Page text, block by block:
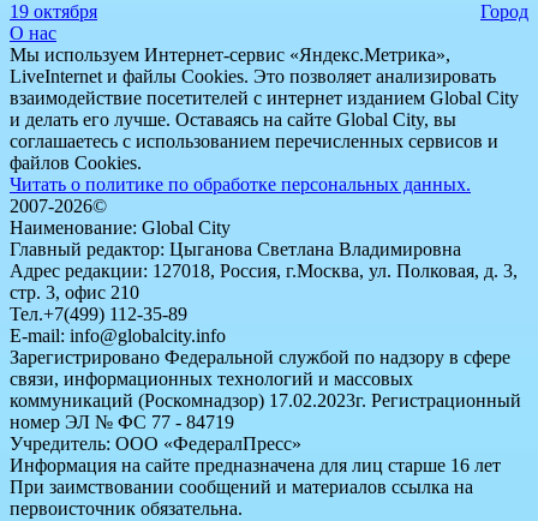
19 октября
Город
О нас
Мы используем Интернет-сервис «Яндекс.Метрика»,
LiveInternet и файлы Cookies. Это позволяет анализировать
взаимодействие посетителей с интернет изданием Global City
и делать его лучше. Оставаясь на сайте Global City, вы
соглашаетесь с использованием перечисленных сервисов и
файлов Cookies.
Читать о политике по обработке персональных данных.
2007-2026©
Наименование: Global City
Главный редактор: Цыганова Светлана Владимировна
Адрес редакции: 127018, Россия, г.Москва, ул. Полковая, д. 3,
стр. 3, офис 210
Тел.+7(499) 112-35-89
E-mail: info@globalcity.info
Зарегистрировано Федеральной службой по надзору в сфере
связи, информационных технологий и массовых
коммуникаций (Роскомнадзор) 17.02.2023г. Регистрационный
номер ЭЛ № ФС 77 - 84719
Учредитель: ООО «ФедералПресс»
Информация на сайте предназначена для лиц старше 16 лет
При заимствовании сообщений и материалов ссылка на
первоисточник обязательна.